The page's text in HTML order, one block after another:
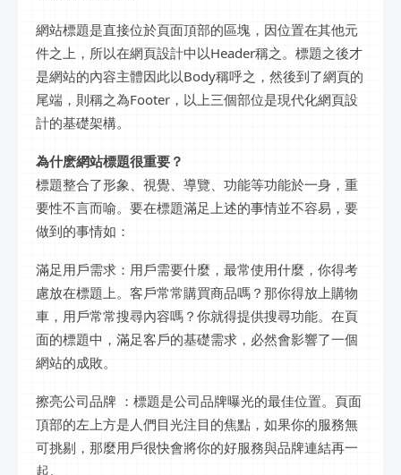
網站標題是直接位於頁面頂部的區塊，因位置在其他元
件之上，所以在網頁設計中以Header稱之。標題之後才
是網站的內容主體因此以Body稱呼之，然後到了網頁的
尾端，則稱之為Footer，以上三個部位是現代化網頁設
計的基礎架構。
為什麽網站標題很重要？
標題整合了形象、視覺、導覽、功能等功能於一身，重
要性不言而喻。要在標題滿足上述的事情並不容易，要
做到的事情如：
滿足用戶需求：用戶需要什麼，最常使用什麼，你得考
慮放在標題上。客戶常常購買商品嗎？那你得放上購物
車，用戶常常搜尋內容嗎？你就得提供搜尋功能。在頁
面的標題中，滿足客戶的基礎需求，必然會影響了一個
網站的成敗。
擦亮公司品牌 ：標題是公司品牌曝光的最佳位置。頁面
頂部的左上方是人們目光注目的焦點，如果你的服務無
可挑剔，那麼用戶很快會將你的好服務與品牌連結再一
起。